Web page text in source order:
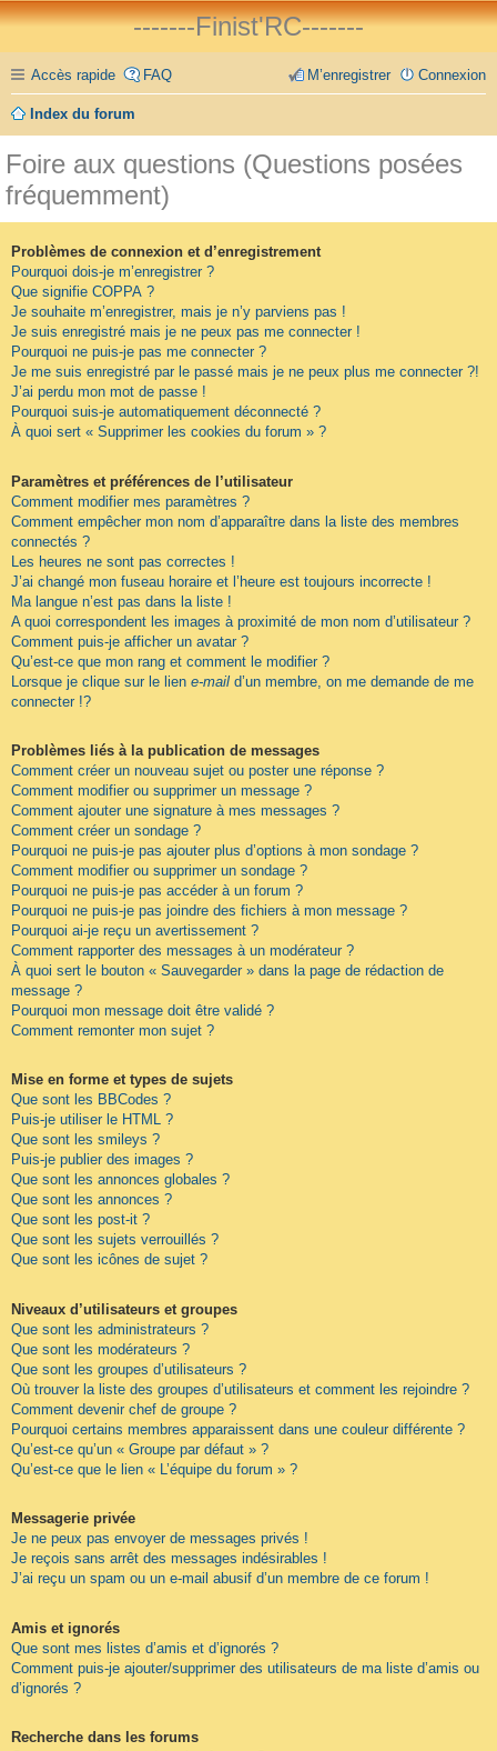
-------Finist'RC-------
Accès rapide FAQ Connexion
M’enregistrer
Index du forum
Foire aux questions (Questions posées
fréquemment)
Problèmes de connexion et d’enregistrement
Pourquoi dois-je m’enregistrer ?
Que signifie COPPA ?
Je souhaite m’enregistrer, mais je n’y parviens pas !
Je suis enregistré mais je ne peux pas me connecter !
Pourquoi ne puis-je pas me connecter ?
Je me suis enregistré par le passé mais je ne peux plus me connecter ?!
J’ai perdu mon mot de passe !
Pourquoi suis-je automatiquement déconnecté ?
À quoi sert « Supprimer les cookies du forum » ?
Paramètres et préférences de l’utilisateur
Comment modifier mes paramètres ?
Comment empêcher mon nom d’apparaître dans la liste des membres
connectés ?
Les heures ne sont pas correctes !
J’ai changé mon fuseau horaire et l’heure est toujours incorrecte !
Ma langue n’est pas dans la liste !
A quoi correspondent les images à proximité de mon nom d’utilisateur ?
Comment puis-je afficher un avatar ?
Qu’est-ce que mon rang et comment le modifier ?
Lorsque je clique sur le lien e-mail d’un membre, on me demande de me
connecter !?
Problèmes liés à la publication de messages
Comment créer un nouveau sujet ou poster une réponse ?
Comment modifier ou supprimer un message ?
Comment ajouter une signature à mes messages ?
Comment créer un sondage ?
Pourquoi ne puis-je pas ajouter plus d’options à mon sondage ?
Comment modifier ou supprimer un sondage ?
Pourquoi ne puis-je pas accéder à un forum ?
Pourquoi ne puis-je pas joindre des fichiers à mon message ?
Pourquoi ai-je reçu un avertissement ?
Comment rapporter des messages à un modérateur ?
À quoi sert le bouton « Sauvegarder » dans la page de rédaction de
message ?
Pourquoi mon message doit être validé ?
Comment remonter mon sujet ?
Mise en forme et types de sujets
Que sont les BBCodes ?
Puis-je utiliser le HTML ?
Que sont les smileys ?
Puis-je publier des images ?
Que sont les annonces globales ?
Que sont les annonces ?
Que sont les post-it ?
Que sont les sujets verrouillés ?
Que sont les icônes de sujet ?
Niveaux d’utilisateurs et groupes
Que sont les administrateurs ?
Que sont les modérateurs ?
Que sont les groupes d’utilisateurs ?
Où trouver la liste des groupes d’utilisateurs et comment les rejoindre ?
Comment devenir chef de groupe ?
Pourquoi certains membres apparaissent dans une couleur différente ?
Qu’est-ce qu’un « Groupe par défaut » ?
Qu’est-ce que le lien « L’équipe du forum » ?
Messagerie privée
Je ne peux pas envoyer de messages privés !
Je reçois sans arrêt des messages indésirables !
J’ai reçu un spam ou un e-mail abusif d’un membre de ce forum !
Amis et ignorés
Que sont mes listes d’amis et d’ignorés ?
Comment puis-je ajouter/supprimer des utilisateurs de ma liste d’amis ou
d’ignorés ?
Recherche dans les forums